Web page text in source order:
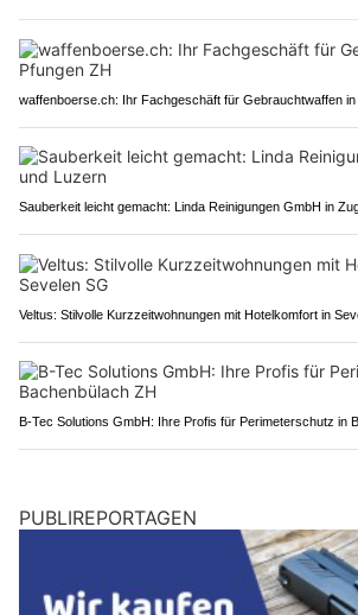
waffenboerse.ch: Ihr Fachgeschäft für Gebrauchtwaffen in
Sauberkeit leicht gemacht: Linda Reinigungen GmbH in
Veltus: Stilvolle Kurzzeitwohnungen mit Hotelkomfort in
B-Tec Solutions GmbH: Ihre Profis für Perimeterschutz in
PUBLIREPORTAGEN